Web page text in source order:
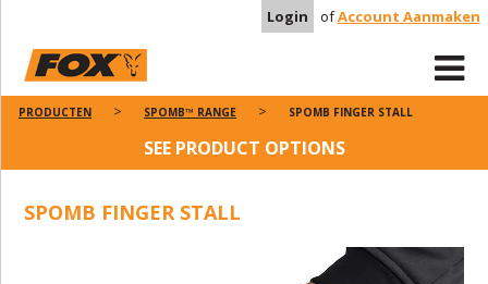
Login ofAccount Aanmaken
PRODUCTEN SPOMB™ RANGE SPOMB FINGER STALL
SEE PRODUCT OPTIONS
SPOMB FINGER STALL